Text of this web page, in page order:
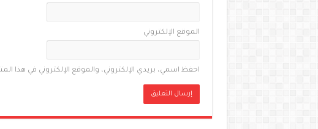
الموقع الإلكتروني
احفظ اسمي، بريدي الإلكتروني، والموقع الإلكتروني في هذا